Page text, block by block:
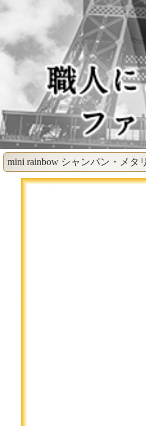
mini rainbow シャンパン・メタ